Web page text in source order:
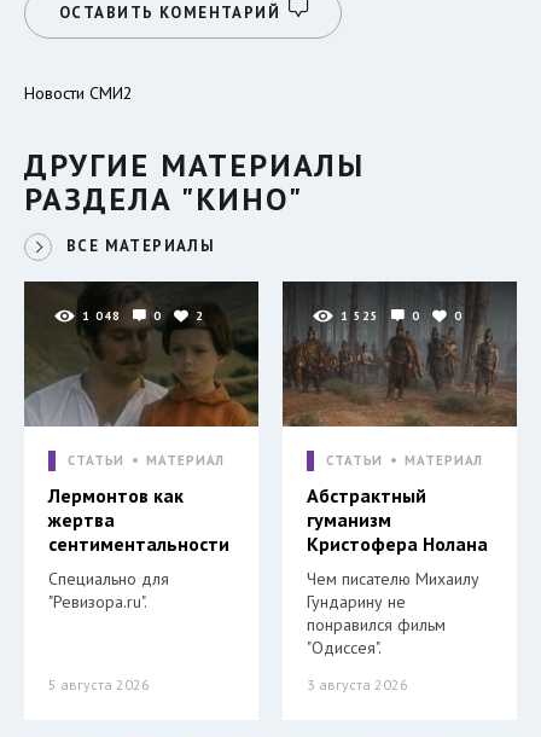
ОСТАВИТЬ КОМЕНТАРИЙ
Новости СМИ2
ДРУГИЕ МАТЕРИАЛЫ
РАЗДЕЛА "КИНО"
ВСЕ МАТЕРИАЛЫ
1 048 0 2
СТАТЬИ МАТЕРИАЛ
Лермонтов как
жертва
сентиментальности
Специально для
"Ревизора.ru".
5 августа 2026
1 525 0 0
СТАТЬИ МАТЕРИАЛ
Абстрактный
гуманизм
Кристофера Нолана
Чем писателю Михаилу
Гундарину не
понравился фильм
"Одиссея".
3 августа 2026